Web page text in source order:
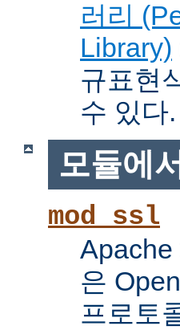
러리
Library)
규표현
수 있다.
모듈에
mod_ssl
Apache
은
프로토